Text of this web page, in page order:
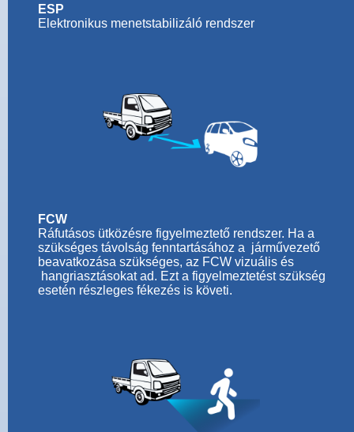
ESP
Elektronikus menetstabilizáló rendszer
FCW
Ráfutásos ütközésre figyelmeztető rendszer. Ha a
szükséges távolság fenntartásához a járművezető
beavatkozása szükséges, az FCW vizuális és
hangriasztásokat ad. Ezt a figyelmeztetést szükség
esetén részleges fékezés is követi.